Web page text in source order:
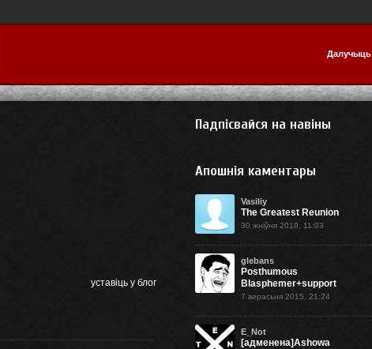
Далучыць
Падпісвайся на навіны
Апошнія каментары
Vasiliy
The Greatest Reunion
30 жніўня 2018, 11:03
glebans
Posthumous
Blasphemer+support
7 верасьня 2015, 21:24
E_Not
[адменена]Ashowa
уставіць у блог